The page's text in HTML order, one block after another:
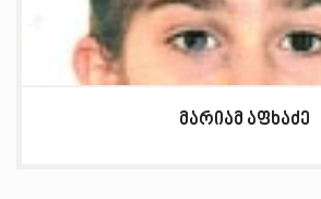
მარიამ აფხაძე